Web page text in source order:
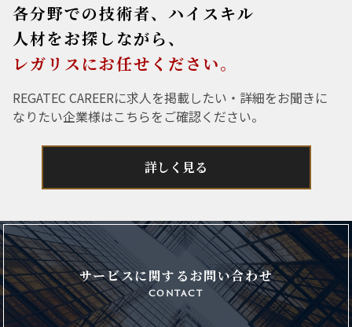
各分野での技術者、ハイスキル
人材をお探しながら、
レガリスにお任せください。
REGATEC CAREERに求人を掲載したい・詳細をお聞きに
なりたい企業様はこちらをご確認ください。
詳しく見る
サービスに関するお問い合わせ
contact